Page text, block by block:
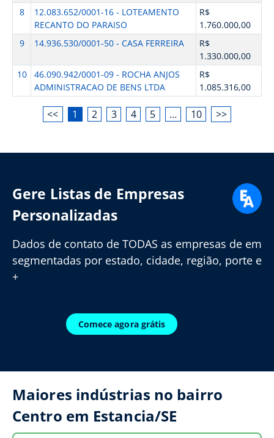
8
12.083.652/0001-16 - LOTEAMENTO
RECANTO DO PARAISO
R$
1.760.000,00
9
14.936.530/0001-50 - CASA FERREIRA
R$
1.330.000,00
10
46.090.942/0001-09 - ROCHA ANJOS
ADMINISTRACAO DE BENS LTDA
R$
1.085.316,00
<< 1 2 3 4 5 … 10 >>
Gere Listas de Empresas
Personalizadas
Dados de contato de TODAS as empresas de em
segmentadas por estado, cidade, região, porte e
+
Comece agora grátis
Maiores indústrias no bairro
Centro em Estancia/SE